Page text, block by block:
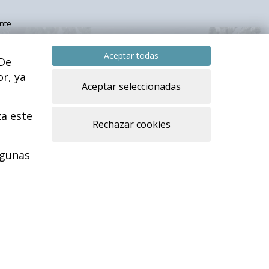
ya
este
Aceptar todas
Aceptar seleccionadas
Rechazar cookies